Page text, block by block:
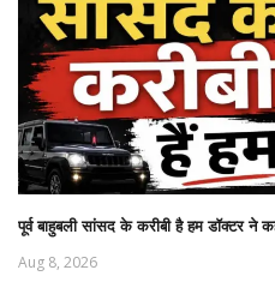
पूर्व बाहुबली सांसद के करीबी है हम डॉक्टर ने
Aug 8, 2026